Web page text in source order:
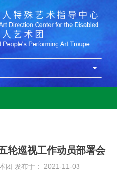
轮巡视工作动员部署会
团 发布于： 2021-11-03